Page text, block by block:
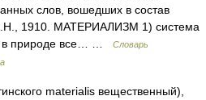
слов, вошедших в состав
1910. МАТЕРИАЛИЗМ 1) система
природе все… …
Словарь
materialis вещественный),